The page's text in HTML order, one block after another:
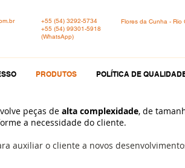
Flores da Cunha - Rio
+55 (54) 3292-5734
+55 (54) 99301-5918
(WhatsApp)
PRODUTOS POLÍTICA DE
peças de alta complexidade, de
a necessidade do cliente.
auxiliar o cliente a novos